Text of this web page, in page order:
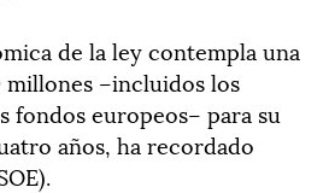
de la ley contempla una
–incluidos los
fondos europeos– para su
años, ha recordado